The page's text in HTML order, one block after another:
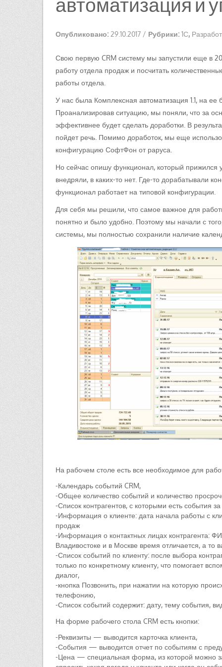
автоматизация и
Опубликовано: 29.10.2017 / Рубрики: 1С,
Свою первую CRM систему мы запустили еще в
работу отдела продаж и посчитать
работы отдела.
У нас была Комплексная автоматизация 1.1, на
Проанализировав ситуацию, мы поняли, что за
эффективнее будет сделать доработки. В
пойдет речь. Помимо доработок, мы еще
конфигурацию СофтФон от раруса.
Но сейчас опишу функционал, который прижился
внедряли, в каких-то нет. Где-то дорабатывали
функционал работает на типовой конфигурации.
Для себя мы решили, что самое важное для
понятно и было удобно. Поэтому мы начали с
системы, мы полностью сохранили наличие
На рабочем столе есть все необходимое для
-Календарь событий CRM,
-Общее количество событий и количество
-Список контрагентов, с которыми есть события
-Информация о клиенте: дата начала работы с
продаж
-Информация о контактных лицах контрагента:
Владивостоке и в Москве время отличается, а то
-Список событий по клиенту: после выбора
только по конкретному клиенту, что помогает
диалог,
-кнопка Позвонить, при нажатии на которую
телефонию,
-Список событий содержит: дату, тему события,
На форме рабочего стола CRM есть кнопки:
-Реквизиты — выводится карточка клиента,
-События — выводится отчет по событиям с
-Цена — специальная форма, из которой можно